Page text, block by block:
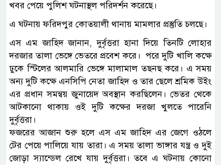
খবর পেয়ে পুলিশ ঘটনাস্থল পরিদর্শন করেছে।
এ ঘটনায় ফরিদপুর কোতয়ালী থানায় মামলার প্রস্তুতি চলছে।
এস এম জাহিদ জানান, দুর্বৃত্তরা হানা দিয়ে তিনটি লোহার
দরজার তালা ভেঙ্গে ভেতরে প্রবেশ করে। পরে দুটি খালি কক্ষে
ঢুকে স্টিলের আলমারি ভেঙ্গে মালামাল তছনছ করে। এ সময়
অন্য দুটি কক্ষে এনসিপি নেতা জাহিদ ও তার ছেলে শ্রমিক উইং
এর প্রধান সমন্বয় জুনায়েদ অবস্থান করছিলেন। ভেতর থেকে
আটকানো থাকায় ওই দুটি কক্ষের দরজা খুলতে পারেনি
দুর্বৃত্তরা।
ফজরের আজান শুরু হলে এস এম জাহিদ এর জেগে ওঠলে
টের পেয়ে পালিয়ে যায় তারা। এ সময় তালা ভাঙ্গার যন্ত্র ও দুই
জোড়া স্যান্ডেল রেখে যায় দুর্বৃত্তরা। তবে এ ঘটনায় কোনো